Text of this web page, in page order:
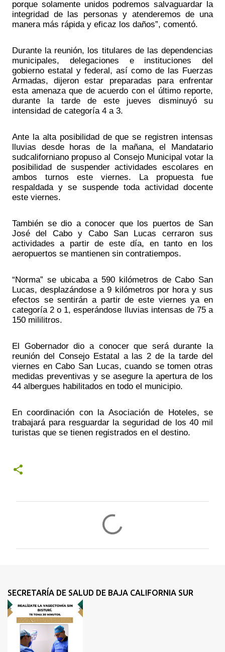
porque solamente unidos podremos salvaguardar la
integridad de las personas y atenderemos de una
manera más rápida y eficaz los daños”, comentó.
Durante la reunión, los titulares de las dependencias
municipales, delegaciones e instituciones del
gobierno estatal y federal, así como de las Fuerzas
Armadas, dijeron estar preparadas para enfrentar
esta amenaza que de acuerdo con el último reporte,
durante la tarde de este jueves disminuyó su
intensidad de categoría 4 a 3.
Ante la alta posibilidad de que se registren intensas
lluvias desde horas de la mañana, el Mandatario
sudcaliforniano propuso al Consejo Municipal votar la
posibilidad de suspender actividades escolares en
ambos turnos este viernes. La propuesta fue
respaldada y se suspende toda actividad docente
este viernes.
También se dio a conocer que los puertos de San
José del Cabo y Cabo San Lucas cerraron sus
actividades a partir de este día, en tanto en los
aeropuertos se mantienen sin contratiempos.
“Norma” se ubicaba a 590 kilómetros de Cabo San
Lucas, desplazándose a 9 kilómetros por hora y sus
efectos se sentirán a partir de este viernes ya en
categoría 2 o 1, esperándose lluvias intensas de 75 a
150 mililitros.
El Gobernador dio a conocer que será durante la
reunión del Consejo Estatal a las 2 de la tarde del
viernes en Cabo San Lucas, cuando se tomen otras
medidas preventivas y se asegure la apertura de los
44 albergues habilitados en todo el municipio.
En coordinación con la Asociación de Hoteles, se
trabajará para resguardar la seguridad de los 40 mil
turistas que se tienen registrados en el destino.
t
a
r
o
SECRETARÍA DE SALUD DE BAJA CALIFORNIA SUR